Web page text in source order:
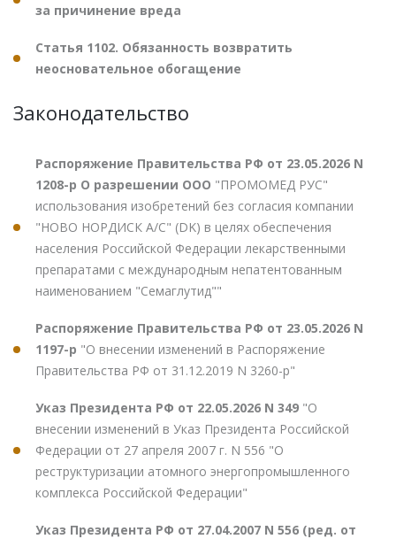
за причинение вреда
Статья 1102. Обязанность возвратить
неосновательное обогащение
Законодательство
Распоряжение Правительства РФ от 23.05.2026 N
1208-р О разрешении ООО "ПРОМОМЕД РУС"
использования изобретений без согласия компании
"НОВО НОРДИСК А/С" (DK) в целях обеспечения
населения Российской Федерации лекарственными
препаратами с международным непатентованным
наименованием "Семаглутид""
Распоряжение Правительства РФ от 23.05.2026 N
1197-р "О внесении изменений в Распоряжение
Правительства РФ от 31.12.2019 N 3260-р"
Указ Президента РФ от 22.05.2026 N 349 "О
внесении изменений в Указ Президента Российской
Федерации от 27 апреля 2007 г. N 556 "О
реструктуризации атомного энергопромышленного
комплекса Российской Федерации"
Указ Президента РФ от 27.04.2007 N 556 (ред. от